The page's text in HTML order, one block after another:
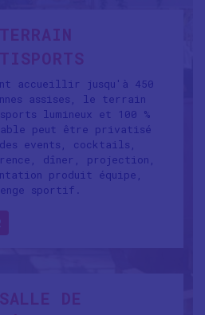
accueillir jusqu'à 450
assises, le terrain
lumineux et 100 %
peut être privatisé
events, cocktails,
dîner, projection,
produit équipe,
sportif.
DE